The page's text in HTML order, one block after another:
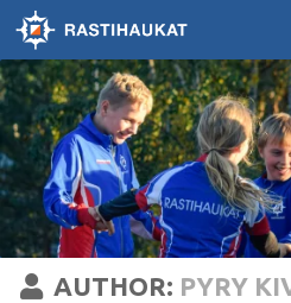
Skip to content
AUTHOR: PYRY